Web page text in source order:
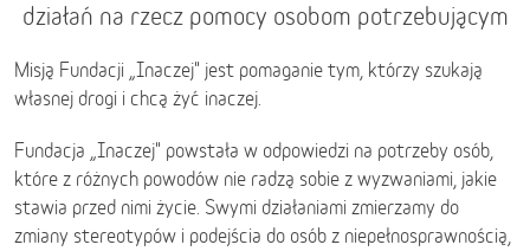
działań na rzecz pomocy osobom potrzebującym
Misją Fundacji „Inaczej" jest pomaganie tym, którzy szukają
własnej drogi i chcą żyć inaczej.
Fundacja „Inaczej" powstała w odpowiedzi na potrzeby osób,
które z różnych powodów nie radzą sobie z wyzwaniami, jakie
stawia przed nimi życie. Swymi działaniami zmierzamy do
zmiany stereotypów i podejścia do osób z niepełnosprawnością,